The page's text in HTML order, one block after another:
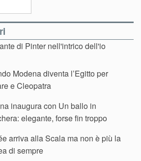
di Pinter nell'intrico dell'io
Modena diventa l’Egitto per
e Cleopatra
inaugura con Un ballo in
elegante, forse fin troppo
arriva alla Scala ma non è più la
di sempre